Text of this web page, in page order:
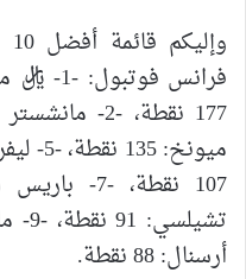
أرسنال: 88 نقطة.